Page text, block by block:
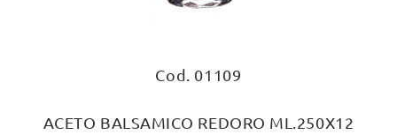
Cod. 01109
ACETO BALSAMICO REDORO ML.250X12